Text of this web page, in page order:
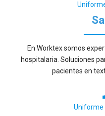
En Worktex somos
hospitalaria. Soluciones
pacientes en
Uniforme